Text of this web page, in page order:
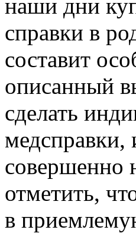
наши дни
справки в
составит
описанный
сделать
медсправки,
совершенно
отметить,
в